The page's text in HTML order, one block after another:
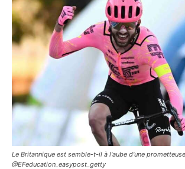
Le Britannique est semble-t-il à l'aube d'une
@EFeducation_easypost_getty